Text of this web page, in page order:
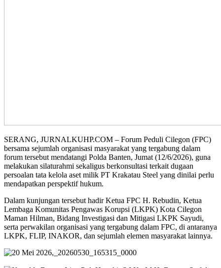
SERANG, JURNALKUHP.COM – Forum Peduli Cilegon (FPC)
bersama sejumlah organisasi masyarakat yang tergabung dalam
forum tersebut mendatangi Polda Banten, Jumat (12/6/2026), guna
melakukan silaturahmi sekaligus berkonsultasi terkait dugaan
persoalan tata kelola aset milik PT Krakatau Steel yang dinilai perlu
mendapatkan perspektif hukum.
Dalam kunjungan tersebut hadir Ketua FPC H. Rebudin, Ketua
Lembaga Komunitas Pengawas Korupsi (LKPK) Kota Cilegon
Maman Hilman, Bidang Investigasi dan Mitigasi LKPK Sayudi,
serta perwakilan organisasi yang tergabung dalam FPC, di antaranya
LKPK, FLIP, INAKOR, dan sejumlah elemen masyarakat lainnya.